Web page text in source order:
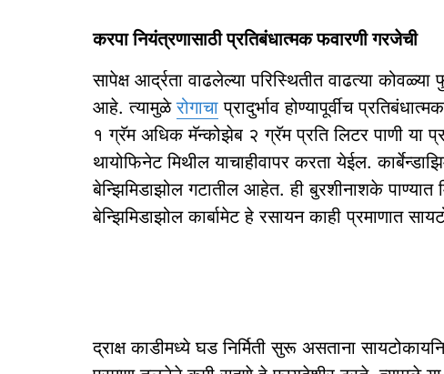
करपा नियंत्रणासाठी प्रतिबंधात्मक फवारणी गरजेची
सापेक्ष आर्द्रता वाढलेल्या परिस्थितीत वाढत्या कोवळ्या
आहे. त्यामुळेरोगाचा प्रादुर्भाव होण्यापूर्वीच
१ ग्रॅम अधिक मॅन्कोझेब २ ग्रॅम प्रति लिटर पाणी या
थायोफिनेट मिथील याचाहीवापर करता येईल.
बेन्झिमिडाझोल गटातील आहेत. ही बुरशीनाशके पाण्यात
बेन्झिमिडाझोल कार्बामेट हे रसायन काही प्रमाणात
द्राक्ष काडीमध्ये घड निर्मिती सुरू असताना